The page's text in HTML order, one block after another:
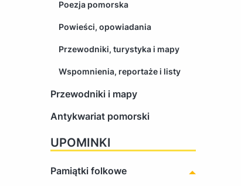
Poezja pomorska
Powieści, opowiadania
Przewodniki, turystyka i mapy
Wspomnienia, reportaże i listy
Przewodniki i mapy
Antykwariat pomorski
UPOMINKI
Pamiątki folkowe